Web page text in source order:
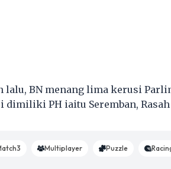
lalu, BN menang lima kerusi
dimiliki PH iaitu Seremban,